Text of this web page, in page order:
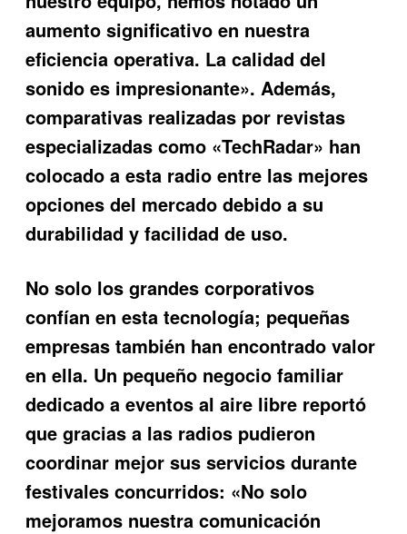
aumento significativo en nuestra
eficiencia operativa. La calidad del
sonido es impresionante». Además,
comparativas realizadas por revistas
especializadas como «TechRadar» han
colocado a esta radio entre las mejores
opciones del mercado debido a su
durabilidad y facilidad de uso.
No solo los grandes corporativos
confían en esta tecnología; pequeñas
empresas también han encontrado valor
en ella. Un pequeño negocio familiar
dedicado a eventos al aire libre reportó
que gracias a las radios pudieron
coordinar mejor sus servicios durante
festivales concurridos: «No solo
mejoramos nuestra comunicación